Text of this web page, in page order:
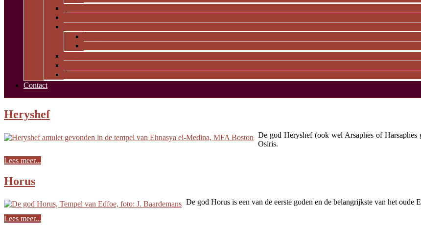
Contact
Heryshef
De god Heryshef (ook wel Arsaphes of Harsaphes
Osiris.
Lees meer...
Horus
De god Horus is een van de eerste goden en de belangrijkste van het oude
Lees meer...